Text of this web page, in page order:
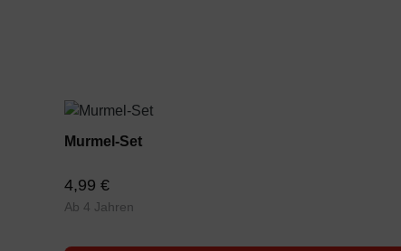
Murmel-Set
4,99 €
Ab 4 Jahren